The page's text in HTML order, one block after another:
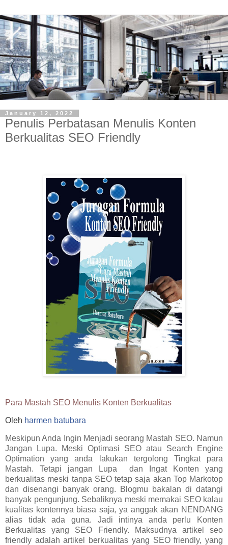
January 12, 2022
Penulis Perbatasan Menulis Konten
Berkualitas SEO Friendly
Para Mastah SEO Menulis Konten Berkualitas
Oleh harmen batubara
Meskipun Anda Ingin Menjadi seorang Mastah SEO. Namun
Jangan Lupa. Meski Optimasi SEO atau Search Engine
Optimation yang anda lakukan tergolong Tingkat para
Mastah. Tetapi jangan Lupa dan Ingat Konten yang
berkualitas meski tanpa SEO tetap saja akan Top Markotop
dan disenangi banyak orang. Blogmu bakalan di datangi
banyak pengunjung. Sebaliknya meski memakai SEO kalau
kualitas kontennya biasa saja, ya anggak akan NENDANG
alias tidak ada guna. Jadi intinya anda perlu Konten
Berkualitas yang SEO Friendly. Maksudnya artikel seo
friendly adalah artikel berkualitas yang SEO friendly, yang